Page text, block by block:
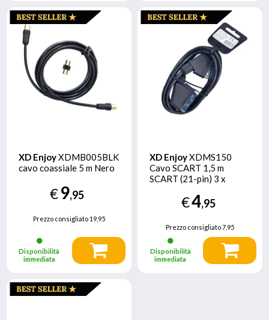
XD EnjoyXDMB005BLK
cavo coassiale 5 m Nero
€9,95
Prezzo consigliato19,95
Disponibilità
immediata
XD EnjoyXDMS150
Cavo SCART 1,5 m
SCART (21-pin) 3 x
€4,95
Prezzo consigliato7,95
Disponibilità
immediata